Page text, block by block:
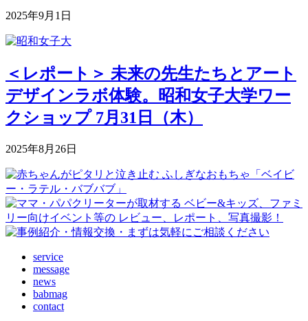
2025年9月1日
＜レポート＞ 未来の先生たちとアート
デザインラボ体験。昭和女子大学ワー
クショップ 7月31日（木）
2025年8月26日
service
message
news
babmag
contact